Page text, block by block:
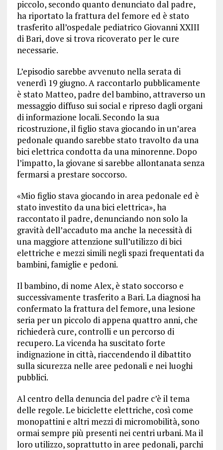
piccolo, secondo quanto denunciato dal padre,
ha riportato la frattura del femore ed è stato
trasferito all’ospedale pediatrico Giovanni XXIII
di Bari, dove si trova ricoverato per le cure
necessarie.
L’episodio sarebbe avvenuto nella serata di
venerdì 19 giugno. A raccontarlo pubblicamente
è stato Matteo, padre del bambino, attraverso un
messaggio diffuso sui social e ripreso dagli organi
di informazione locali. Secondo la sua
ricostruzione, il figlio stava giocando in un’area
pedonale quando sarebbe stato travolto da una
bici elettrica condotta da una minorenne. Dopo
l’impatto, la giovane si sarebbe allontanata senza
fermarsi a prestare soccorso.
«Mio figlio stava giocando in area pedonale ed è
stato investito da una bici elettrica», ha
raccontato il padre, denunciando non solo la
gravità dell’accaduto ma anche la necessità di
una maggiore attenzione sull’utilizzo di bici
elettriche e mezzi simili negli spazi frequentati da
bambini, famiglie e pedoni.
Il bambino, di nome Alex, è stato soccorso e
successivamente trasferito a Bari. La diagnosi ha
confermato la frattura del femore, una lesione
seria per un piccolo di appena quattro anni, che
richiederà cure, controlli e un percorso di
recupero. La vicenda ha suscitato forte
indignazione in città, riaccendendo il dibattito
sulla sicurezza nelle aree pedonali e nei luoghi
pubblici.
Al centro della denuncia del padre c’è il tema
delle regole. Le biciclette elettriche, così come
monopattini e altri mezzi di micromobilità, sono
ormai sempre più presenti nei centri urbani. Ma il
loro utilizzo, soprattutto in aree pedonali, parchi